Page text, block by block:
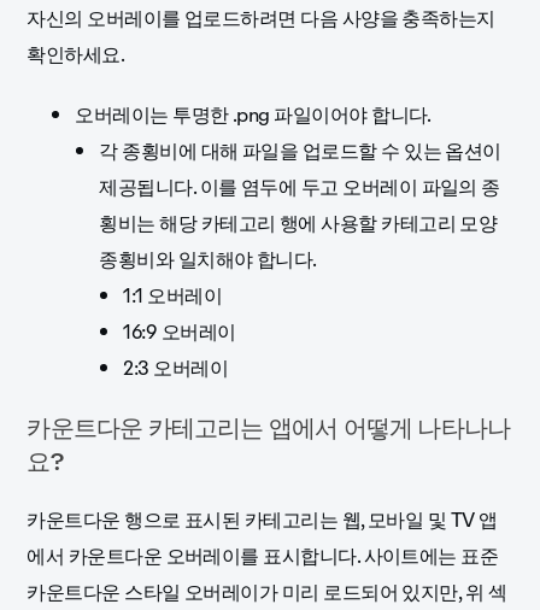
자신의 오버레이를 업로드하려면 다음 사양을 충족하는지
확인하세요.
오버레이는 투명한 .png 파일이어야 합니다.
각 종횡비에 대해 파일을 업로드할 수 있는 옵션이
제공됩니다. 이를 염두에 두고 오버레이 파일의 종
횡비는 해당 카테고리 행에 사용할 카테고리 모양
종횡비와 일치해야 합니다.
1:1 오버레이
16:9 오버레이
2:3 오버레이
카운트다운 카테고리는 앱에서 어떻게 나타나나
요?
카운트다운 행으로 표시된 카테고리는 웹, 모바일 및 TV 앱
에서 카운트다운 오버레이를 표시합니다. 사이트에는 표준
카운트다운 스타일 오버레이가 미리 로드되어 있지만, 위 섹